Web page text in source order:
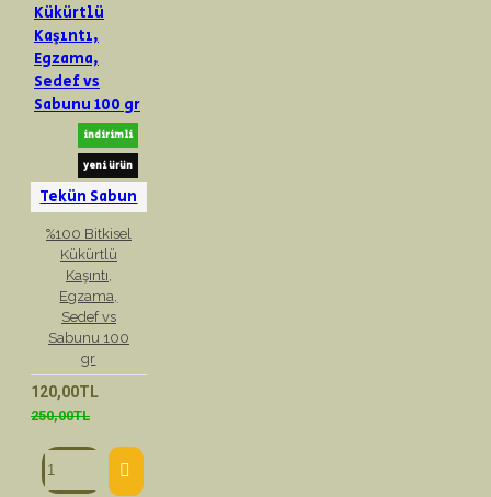
indirimli
yeni ürün
Tekün Sabun
%100 Bitkisel
Kükürtlü
Kaşıntı,
Egzama,
Sedef vs
Sabunu 100
gr
120,00TL
250,00TL